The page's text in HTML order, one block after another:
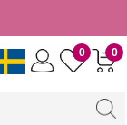
0
0